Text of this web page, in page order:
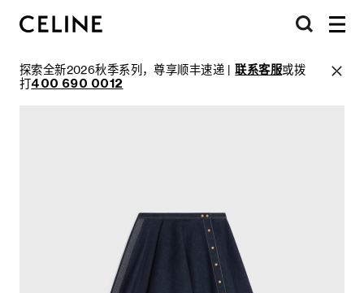
探索全新2026秋季系列，尊享顺丰速递 |联系客服或拨
打400 690 0012